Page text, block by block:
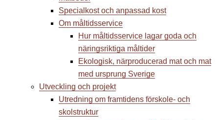
Specialkost och anpassad kost
Om måltidsservice
Hur måltidsservice lagar goda och
näringsriktiga måltider
Ekologisk, närproducerad mat och mat
med ursprung Sverige
Utveckling och projekt
Utredning om framtidens förskole- och
skolstruktur